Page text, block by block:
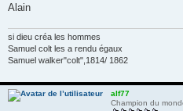
Alain
si dieu créa les hommes
Samuel colt les a rendu égaux
Samuel walker"colt",1814/ 1862
alf77
Champion du